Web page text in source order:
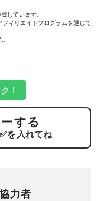
しています。
ィリエイトプログラムを通じて
！
する
✅を入れてね
力者